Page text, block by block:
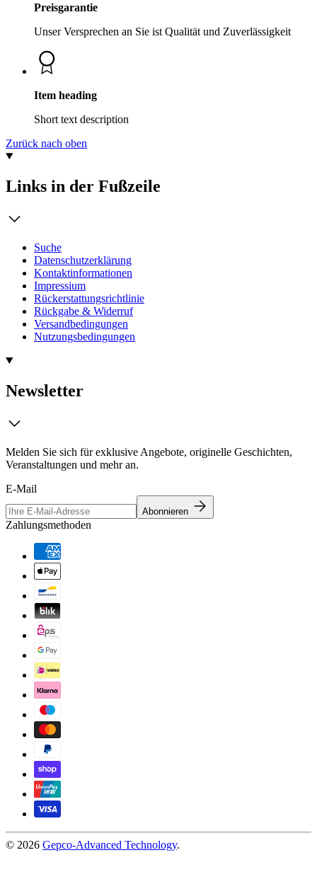
Preisgarantie
Unser Versprechen an Sie ist Qualität und Zuverlässigkeit
Item heading
Short text description
Zurück nach oben
Links in der Fußzeile
Suche
Datenschutzerklärung
Kontaktinformationen
Impressium
Rückerstattungsrichtlinie
Rückgabe & Widerruf
Versandbedingungen
Nutzungsbedingungen
Newsletter
Melden Sie sich für exklusive Angebote, originelle Geschichten,
Veranstaltungen und mehr an.
E-Mail
Abonnieren
Zahlungsmethoden
© 2026 Gepco-Advanced Technology.